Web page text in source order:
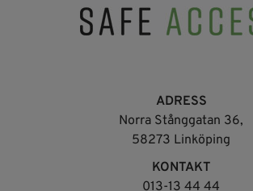
ADRESS
Norra Stånggatan 36,
58273 Linköping
KONTAKT
013-13 44 44